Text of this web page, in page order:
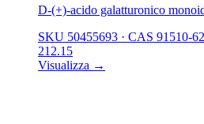
D-(+)-acido galatturonico
SKU 50455693 · CAS 91510-
212.15
Visualizza →